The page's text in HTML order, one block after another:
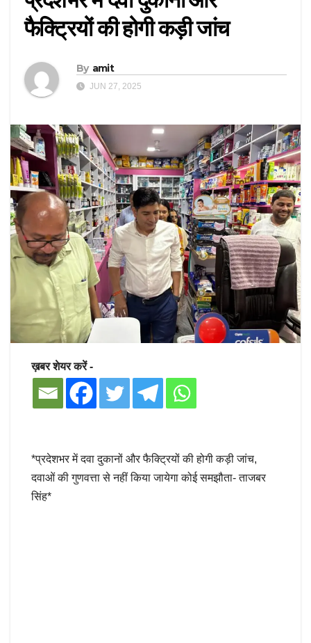
फैक्ट्रियों की होगी कड़ी जांच
By amit
JUN 27, 2025
ख़बर शेयर करें -
*प्रदेशभर में दवा दुकानों और फैक्ट्रियों की होगी कड़ी जांच,
दवाओं की गुणवत्ता से नहीं किया जायेगा कोई समझौता- ताजबर
सिंह*